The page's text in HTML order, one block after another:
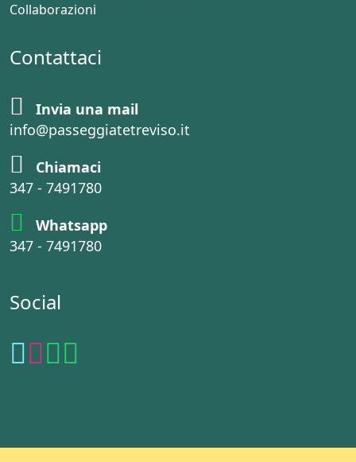
Collaborazioni
Contattaci
Invia una mail
info@passeggiatetreviso.it
Chiamaci
347 - 7491780
Whatsapp
347 - 7491780
Social